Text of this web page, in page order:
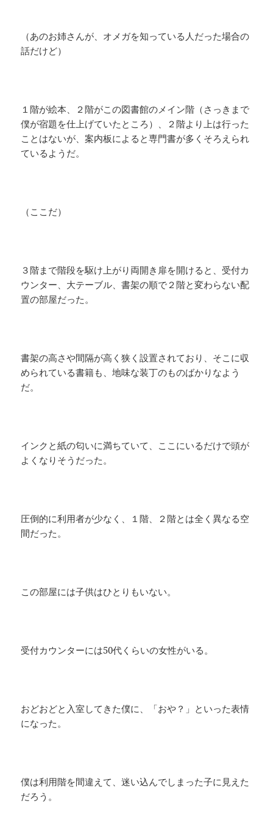
（あのお姉さんが、オメガを知っている人だった場合の
話だけど）
１階が絵本、２階がこの図書館のメイン階（さっきまで
僕が宿題を仕上げていたところ）、２階より上は行った
ことはないが、案内板によると専門書が多くそろえられ
ているようだ。
（ここだ）
３階まで階段を駆け上がり両開き扉を開けると、受付カ
ウンター、大テーブル、書架の順で２階と変わらない配
置の部屋だった。
書架の高さや間隔が高く狭く設置されており、そこに収
められている書籍も、地味な装丁のものばかりなよう
だ。
インクと紙の匂いに満ちていて、ここにいるだけで頭が
よくなりそうだった。
圧倒的に利用者が少なく、１階、２階とは全く異なる空
間だった。
この部屋には子供はひとりもいない。
受付カウンターには50代くらいの女性がいる。
おどおどと入室してきた僕に、「おや？」といった表情
になった。
僕は利用階を間違えて、迷い込んでしまった子に見えた
だろう。